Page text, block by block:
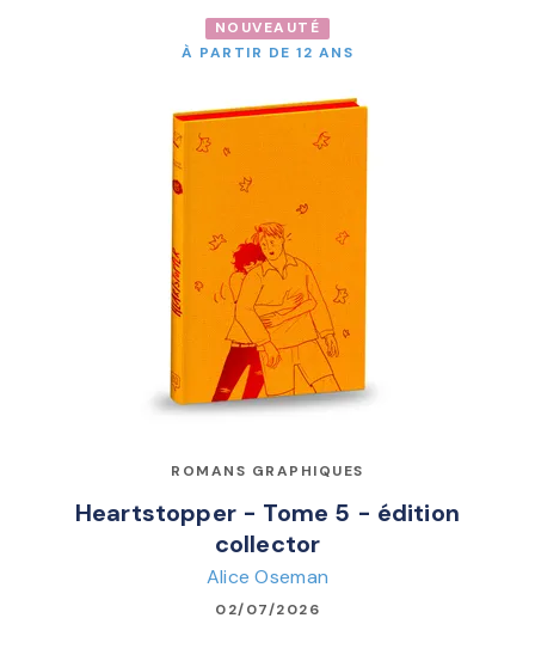
NOUVEAUTÉ
À PARTIR DE 12 ANS
ROMANS GRAPHIQUES
Heartstopper - Tome 5 - édition
collector
Alice Oseman
02/07/2026